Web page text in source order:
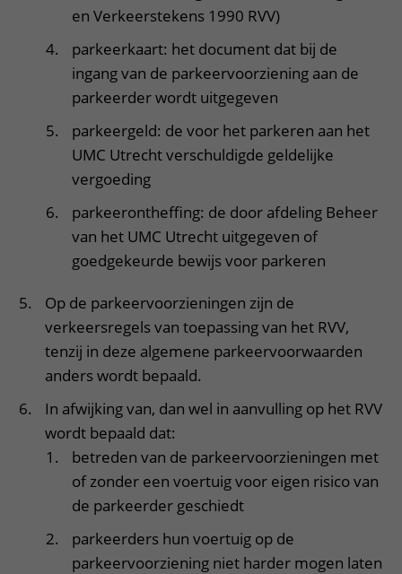
en Verkeerstekens 1990 RVV)
parkeerkaart: het document dat bij de
ingang van de parkeervoorziening aan de
parkeerder wordt uitgegeven
parkeergeld: de voor het parkeren aan het
UMC Utrecht verschuldigde geldelijke
vergoeding
parkeerontheffing: de door afdeling Beheer
van het UMC Utrecht uitgegeven of
goedgekeurde bewijs voor parkeren
Op de parkeervoorzieningen zijn de
verkeersregels van toepassing van het RVV,
tenzij in deze algemene parkeervoorwaarden
anders wordt bepaald.
In afwijking van, dan wel in aanvulling op het RVV
wordt bepaald dat:
betreden van de parkeervoorzieningen met
of zonder een voertuig voor eigen risico van
de parkeerder geschiedt
parkeerders hun voertuig op de
parkeervoorziening niet harder mogen laten